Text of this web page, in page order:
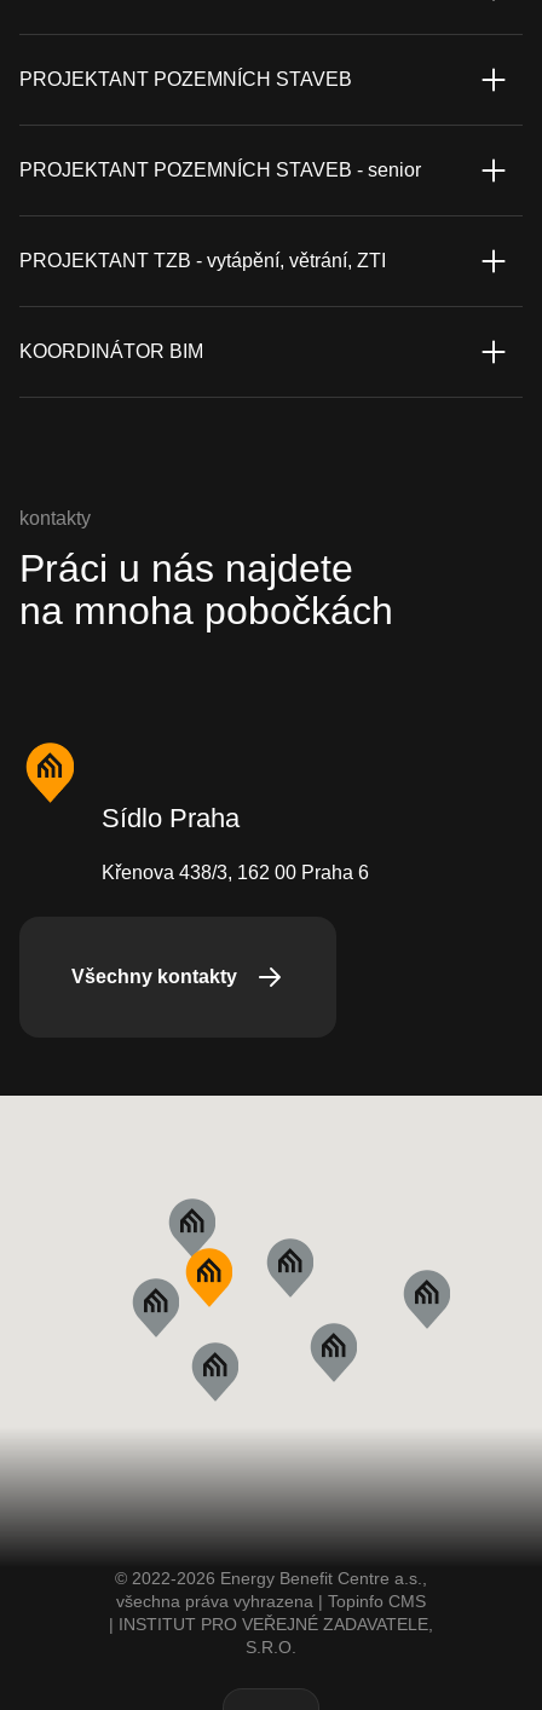
PROJEKTANT POZEMNÍCH STAVEB
PROJEKTANT POZEMNÍCH STAVEB - senior
PROJEKTANT TZB - vytápění, větrání, ZTI
KOORDINÁTOR BIM
kontakty
Práci u nás najdete
na mnoha pobočkách
Sídlo Praha
Křenova 438/3, 162 00 Praha 6
Všechny kontakty
© 2022-2026 Energy Benefit Centre a.s.,
všechna práva vyhrazena | Topinfo CMS
| INSTITUT PRO VEŘEJNÉ ZADAVATELE,
S.R.O.